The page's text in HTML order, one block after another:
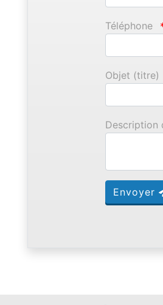
Téléphone
Objet (titre)
Description
Envoyer